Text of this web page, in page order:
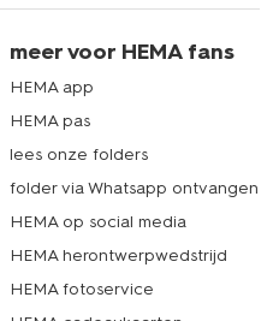
meer voor HEMA fans
HEMA app
HEMA pas
lees onze folders
folder via Whatsapp ontvangen
HEMA op social media
HEMA herontwerpwedstrijd
HEMA fotoservice